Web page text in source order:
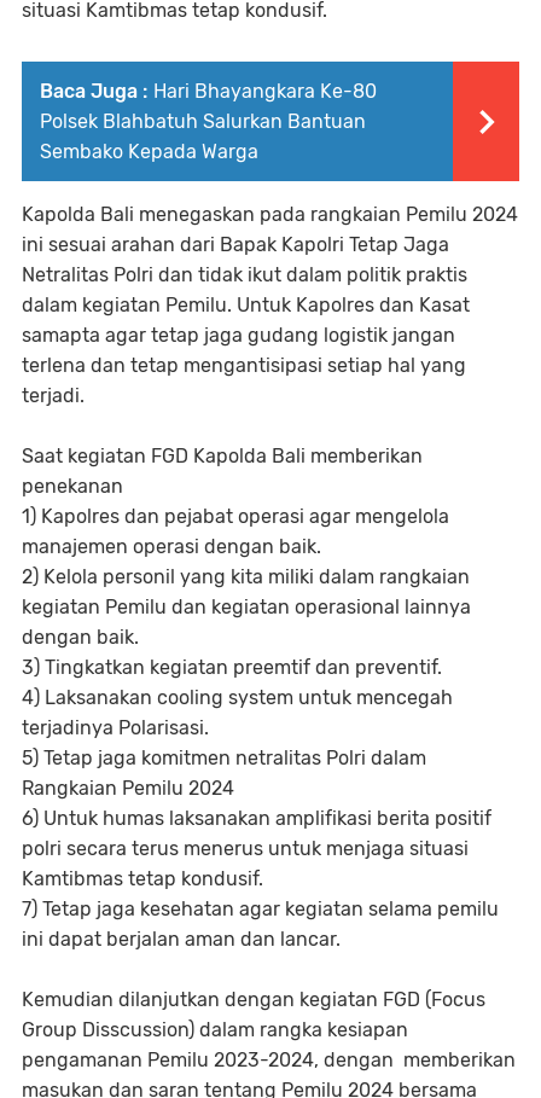
situasi Kamtibmas tetap kondusif.
Baca Juga : Hari Bhayangkara Ke-80
Polsek Blahbatuh Salurkan Bantuan
Sembako Kepada Warga
Kapolda Bali menegaskan pada rangkaian Pemilu 2024
ini sesuai arahan dari Bapak Kapolri Tetap Jaga
Netralitas Polri dan tidak ikut dalam politik praktis
dalam kegiatan Pemilu. Untuk Kapolres dan Kasat
samapta agar tetap jaga gudang logistik jangan
terlena dan tetap mengantisipasi setiap hal yang
terjadi.
Saat kegiatan FGD Kapolda Bali memberikan
penekanan
1) Kapolres dan pejabat operasi agar mengelola
manajemen operasi dengan baik.
2) Kelola personil yang kita miliki dalam rangkaian
kegiatan Pemilu dan kegiatan operasional lainnya
dengan baik.
3) Tingkatkan kegiatan preemtif dan preventif.
4) Laksanakan cooling system untuk mencegah
terjadinya Polarisasi.
5) Tetap jaga komitmen netralitas Polri dalam
Rangkaian Pemilu 2024
6) Untuk humas laksanakan amplifikasi berita positif
polri secara terus menerus untuk menjaga situasi
Kamtibmas tetap kondusif.
7) Tetap jaga kesehatan agar kegiatan selama pemilu
ini dapat berjalan aman dan lancar.
Kemudian dilanjutkan dengan kegiatan FGD (Focus
Group Disscussion) dalam rangka kesiapan
pengamanan Pemilu 2023-2024, dengan memberikan
masukan dan saran tentang Pemilu 2024 bersama